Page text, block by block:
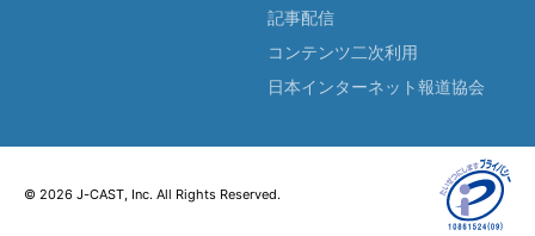
記事配信
コンテンツ二次利用
日本インターネット報道協会
© 2026 J-CAST, Inc. All Rights Reserved.